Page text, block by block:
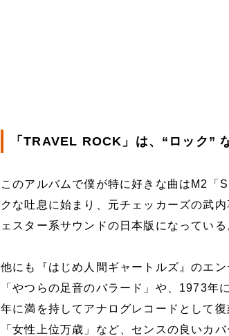
「TRAVEL ROCK」は、“ロック”
このアルバムで僕が特に好きな曲はM2「
クな吐息に始まり、元チェッカーズの武
ェスター系サウンドの日本版になっている
他にも『はじめ人間ギャートルズ』のエ
「やつらの足音のバラード」や、1973年
年に満を持してアナログレコードとして
「女性上位万歳」など、センスの良いカバ